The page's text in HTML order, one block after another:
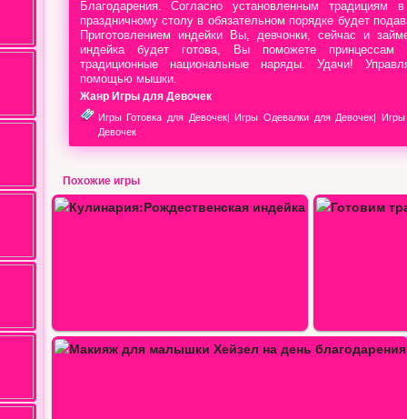
Благодарения. Согласно установленным традициям
праздничному столу в обязательном порядке будет
Приготовлением индейки Вы, девчонки, сейчас и
индейка будет готова, Вы поможете принцессам
традиционные национальные наряды. Удачи!
помощью мышки.
Жанр Игры для Девочек
Игры Готовка для Девочек| Игры Одевалки для Девочек|
Девочек
Похожие игры
Готовим традиционную еду на…
Малышка Хейзел готова…